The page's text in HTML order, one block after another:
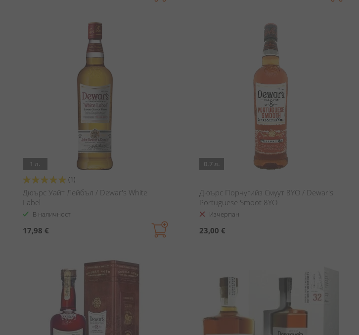
1 л.
Оценка:
100%
(1)
Дюърс Уайт Лейбъл / Dewar's White
Label
В наличност
17,98 €
0.7 л.
Дюърс Порчугийз Смуут 8YO / Dewar's
Portuguese Smoot 8YO
Изчерпан
23,00 €